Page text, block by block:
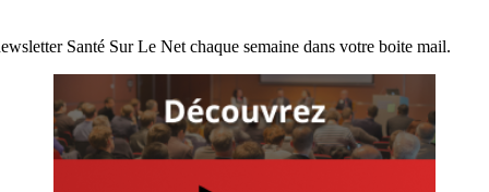
Santé Sur Le Net chaque semaine dans votre boite mail.